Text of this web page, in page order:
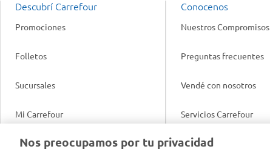
Descubrí Carrefour
Promociones
Folletos
Sucursales
Mi Carrefour
Productos Carrefour
Conocenos
Nuestros Compromisos
Preguntas frecuentes
Vendé con nosotros
Servicios Carrefour
Info útil
Nos preocupamos por tu privacidad